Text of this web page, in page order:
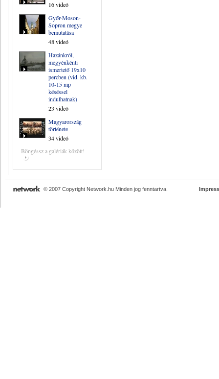
16 videó
Győr-Moson-
Sopron megye
bemutatása
48 videó
Hazánkról,
megyénkénti
ismertető 19x10
percben (vid. kb.
10-15 mp
késéssel
indulhatnak)
23 videó
Magyarország
története
34 videó
Böngéssz a galériák között!
© 2007 Copyright Network.hu Minden jog fenntartva.